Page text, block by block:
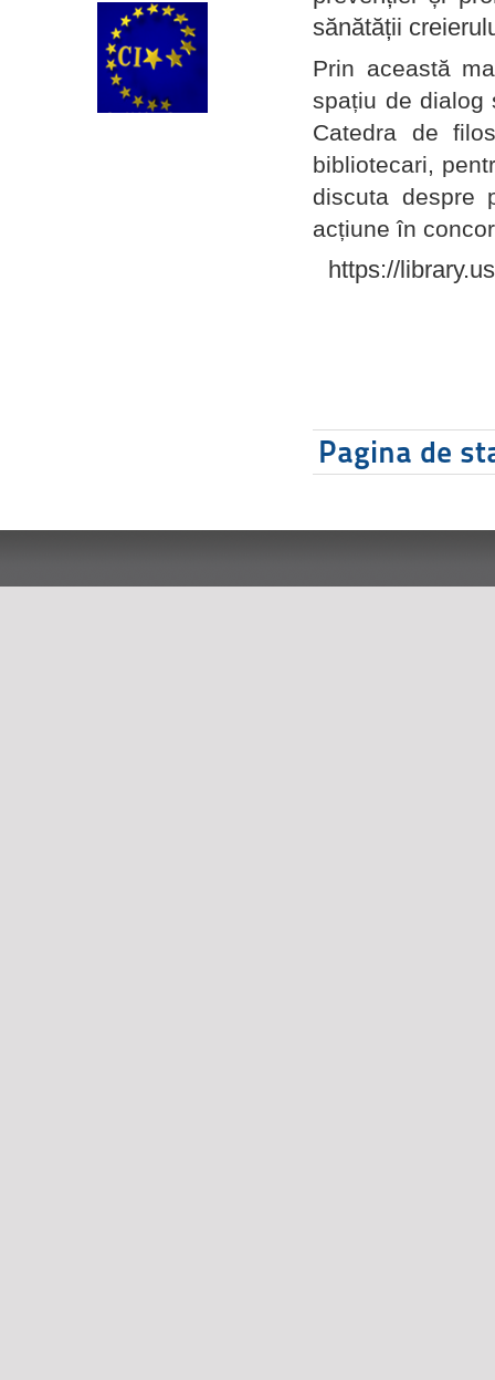
sănătății
Prin această
spațiu de dialog
Catedra de
bibliotecari,
discuta despre
acțiune în
https://
Pagina de